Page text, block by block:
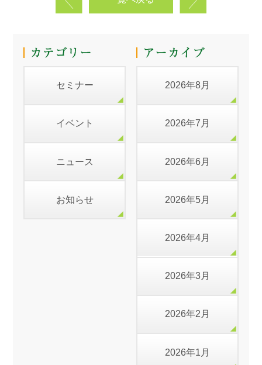
セミナー
イベント
ニュース
お知らせ
2026年8月
2026年7月
2026年6月
2026年5月
2026年4月
2026年3月
2026年2月
2026年1月